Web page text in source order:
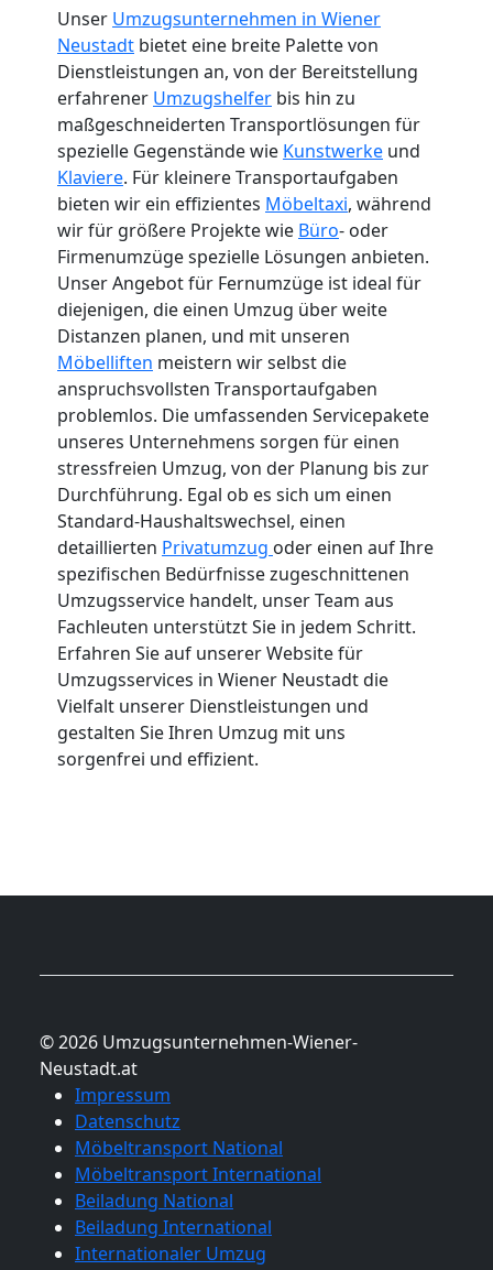
Unser Umzugsunternehmen in Wiener
Neustadt bietet eine breite Palette von
Dienstleistungen an, von der Bereitstellung
erfahrener Umzugshelfer bis hin zu
maßgeschneiderten Transportlösungen für
spezielle Gegenstände wie Kunstwerke und
Klaviere. Für kleinere Transportaufgaben
bieten wir ein effizientes Möbeltaxi, während
wir für größere Projekte wie Büro- oder
Firmenumzüge spezielle Lösungen anbieten.
Unser Angebot für Fernumzüge ist ideal für
diejenigen, die einen Umzug über weite
Distanzen planen, und mit unseren
Möbelliften meistern wir selbst die
anspruchsvollsten Transportaufgaben
problemlos. Die umfassenden Servicepakete
unseres Unternehmens sorgen für einen
stressfreien Umzug, von der Planung bis zur
Durchführung. Egal ob es sich um einen
Standard-Haushaltswechsel, einen
detaillierten Privatumzug oder einen auf Ihre
spezifischen Bedürfnisse zugeschnittenen
Umzugsservice handelt, unser Team aus
Fachleuten unterstützt Sie in jedem Schritt.
Erfahren Sie auf unserer Website für
Umzugsservices in Wiener Neustadt die
Vielfalt unserer Dienstleistungen und
gestalten Sie Ihren Umzug mit uns
sorgenfrei und effizient.
© 2026 Umzugsunternehmen-Wiener-
Neustadt.at
Impressum
Datenschutz
Möbeltransport National
Möbeltransport International
Beiladung National
Beiladung International
Internationaler Umzug
Nationaler
Umzug